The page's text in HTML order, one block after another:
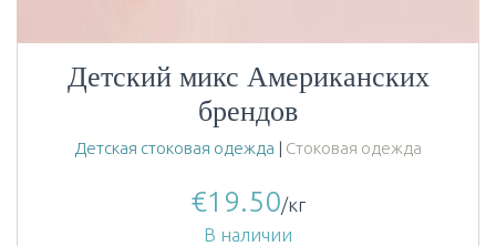
Детский микс Американских
брендов
Детская стоковая одежда | Стоковая одежда
€19.50/кг
В наличии